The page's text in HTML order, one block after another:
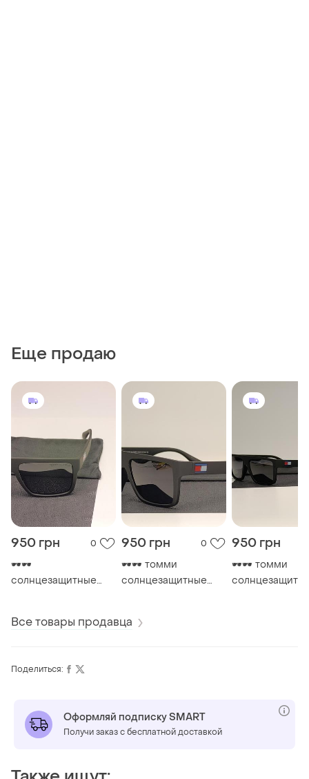
Еще продаю
950 грн 0
🕶️🕶️
солнцезащитные
950 грн 0
🕶️🕶️ томми
солнцезащитные
950 грн
🕶️🕶️ томми
Все товары продавца
Поделиться:
Оформляй подписку SMART
Получи заказ с бесплатной доставкой